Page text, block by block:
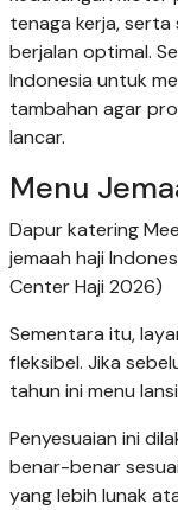
tenaga kerja,
berjalan optimal.
Indonesia untuk
tambahan agar
lancar.
Menu
Dapur katering
jemaah haji
Center Haji 2026)
Sementara itu,
fleksibel. Jika
tahun ini menu
Penyesuaian ini
benar-benar
yang lebih lunak